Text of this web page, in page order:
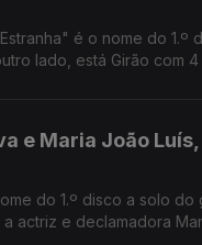
é o nome do
lado, está Girão com
e Maria João Luís,
do 1.º disco a solo
actriz e declamadora